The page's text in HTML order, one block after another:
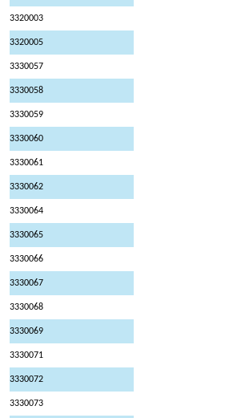
3320003
3320005
3330057
3330058
3330059
3330060
3330061
3330062
3330064
3330065
3330066
3330067
3330068
3330069
3330071
3330072
3330073